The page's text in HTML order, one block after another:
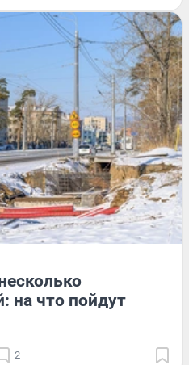
на что пойдут
2